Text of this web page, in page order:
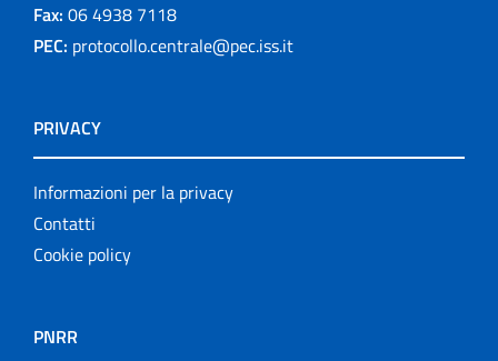
Fax: 06 4938 7118
PEC: protocollo.centrale@pec.iss.it
PRIVACY
Informazioni per la privacy
Contatti
Cookie policy
PNRR